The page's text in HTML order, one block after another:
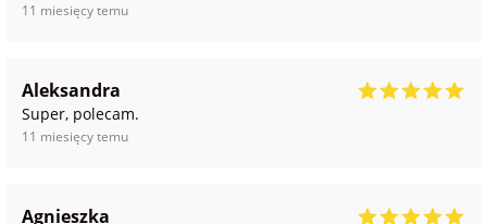
11 miesięcy temu
Aleksandra
Super, polecam.
11 miesięcy temu
Agnieszka